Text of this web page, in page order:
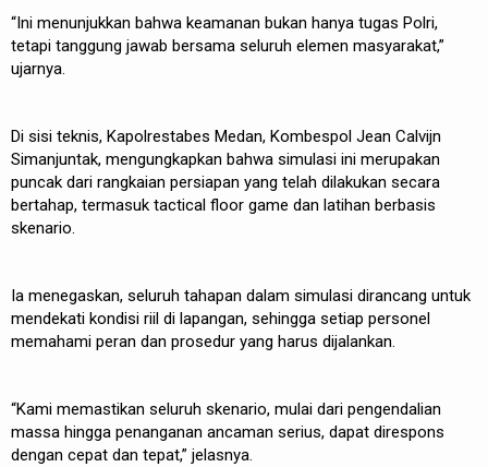
“Ini menunjukkan bahwa keamanan bukan hanya tugas Polri,
tetapi tanggung jawab bersama seluruh elemen masyarakat,”
ujarnya.
Di sisi teknis, Kapolrestabes Medan, Kombespol Jean Calvijn
Simanjuntak, mengungkapkan bahwa simulasi ini merupakan
puncak dari rangkaian persiapan yang telah dilakukan secara
bertahap, termasuk tactical floor game dan latihan berbasis
skenario.
Ia menegaskan, seluruh tahapan dalam simulasi dirancang untuk
mendekati kondisi riil di lapangan, sehingga setiap personel
memahami peran dan prosedur yang harus dijalankan.
“Kami memastikan seluruh skenario, mulai dari pengendalian
massa hingga penanganan ancaman serius, dapat direspons
dengan cepat dan tepat,” jelasnya.